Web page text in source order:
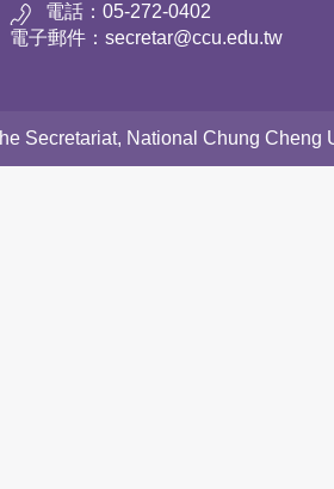
電話：05-272-0402
電子郵件：secretar@ccu.edu.tw
Secretariat, National Chung